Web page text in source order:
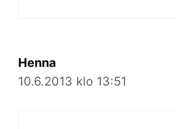
Henna
10.6.2013 klo 13:51